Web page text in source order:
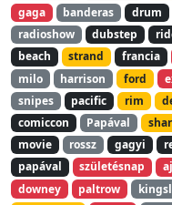
gaga
banderas drum
radioshow
dubstep
beach
strand francia
milo
harrison ford
snipes
pacific rim
comiccon
Papával
movie
rossz gagyi
papával
születésnap
downey
paltrow